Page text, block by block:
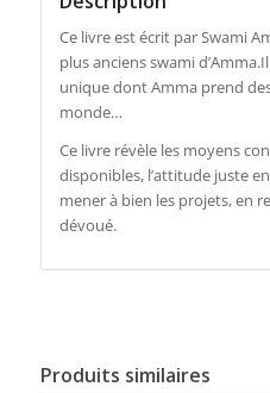
Ce livre est écrit par Swami
plus anciens swami
unique dont Amma prend
monde…
Ce livre révèle les moyens
disponibles, l’attitude juste
mener à bien les projets, en
dévoué.
Produits similaires